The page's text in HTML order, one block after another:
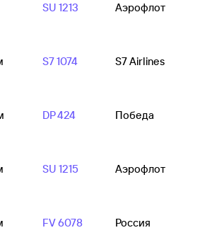
SU 1213 Аэрофлот
S7 1074 S7 Airlines
DP 424 Победа
SU 1215 Аэрофлот
FV 6078 Россия